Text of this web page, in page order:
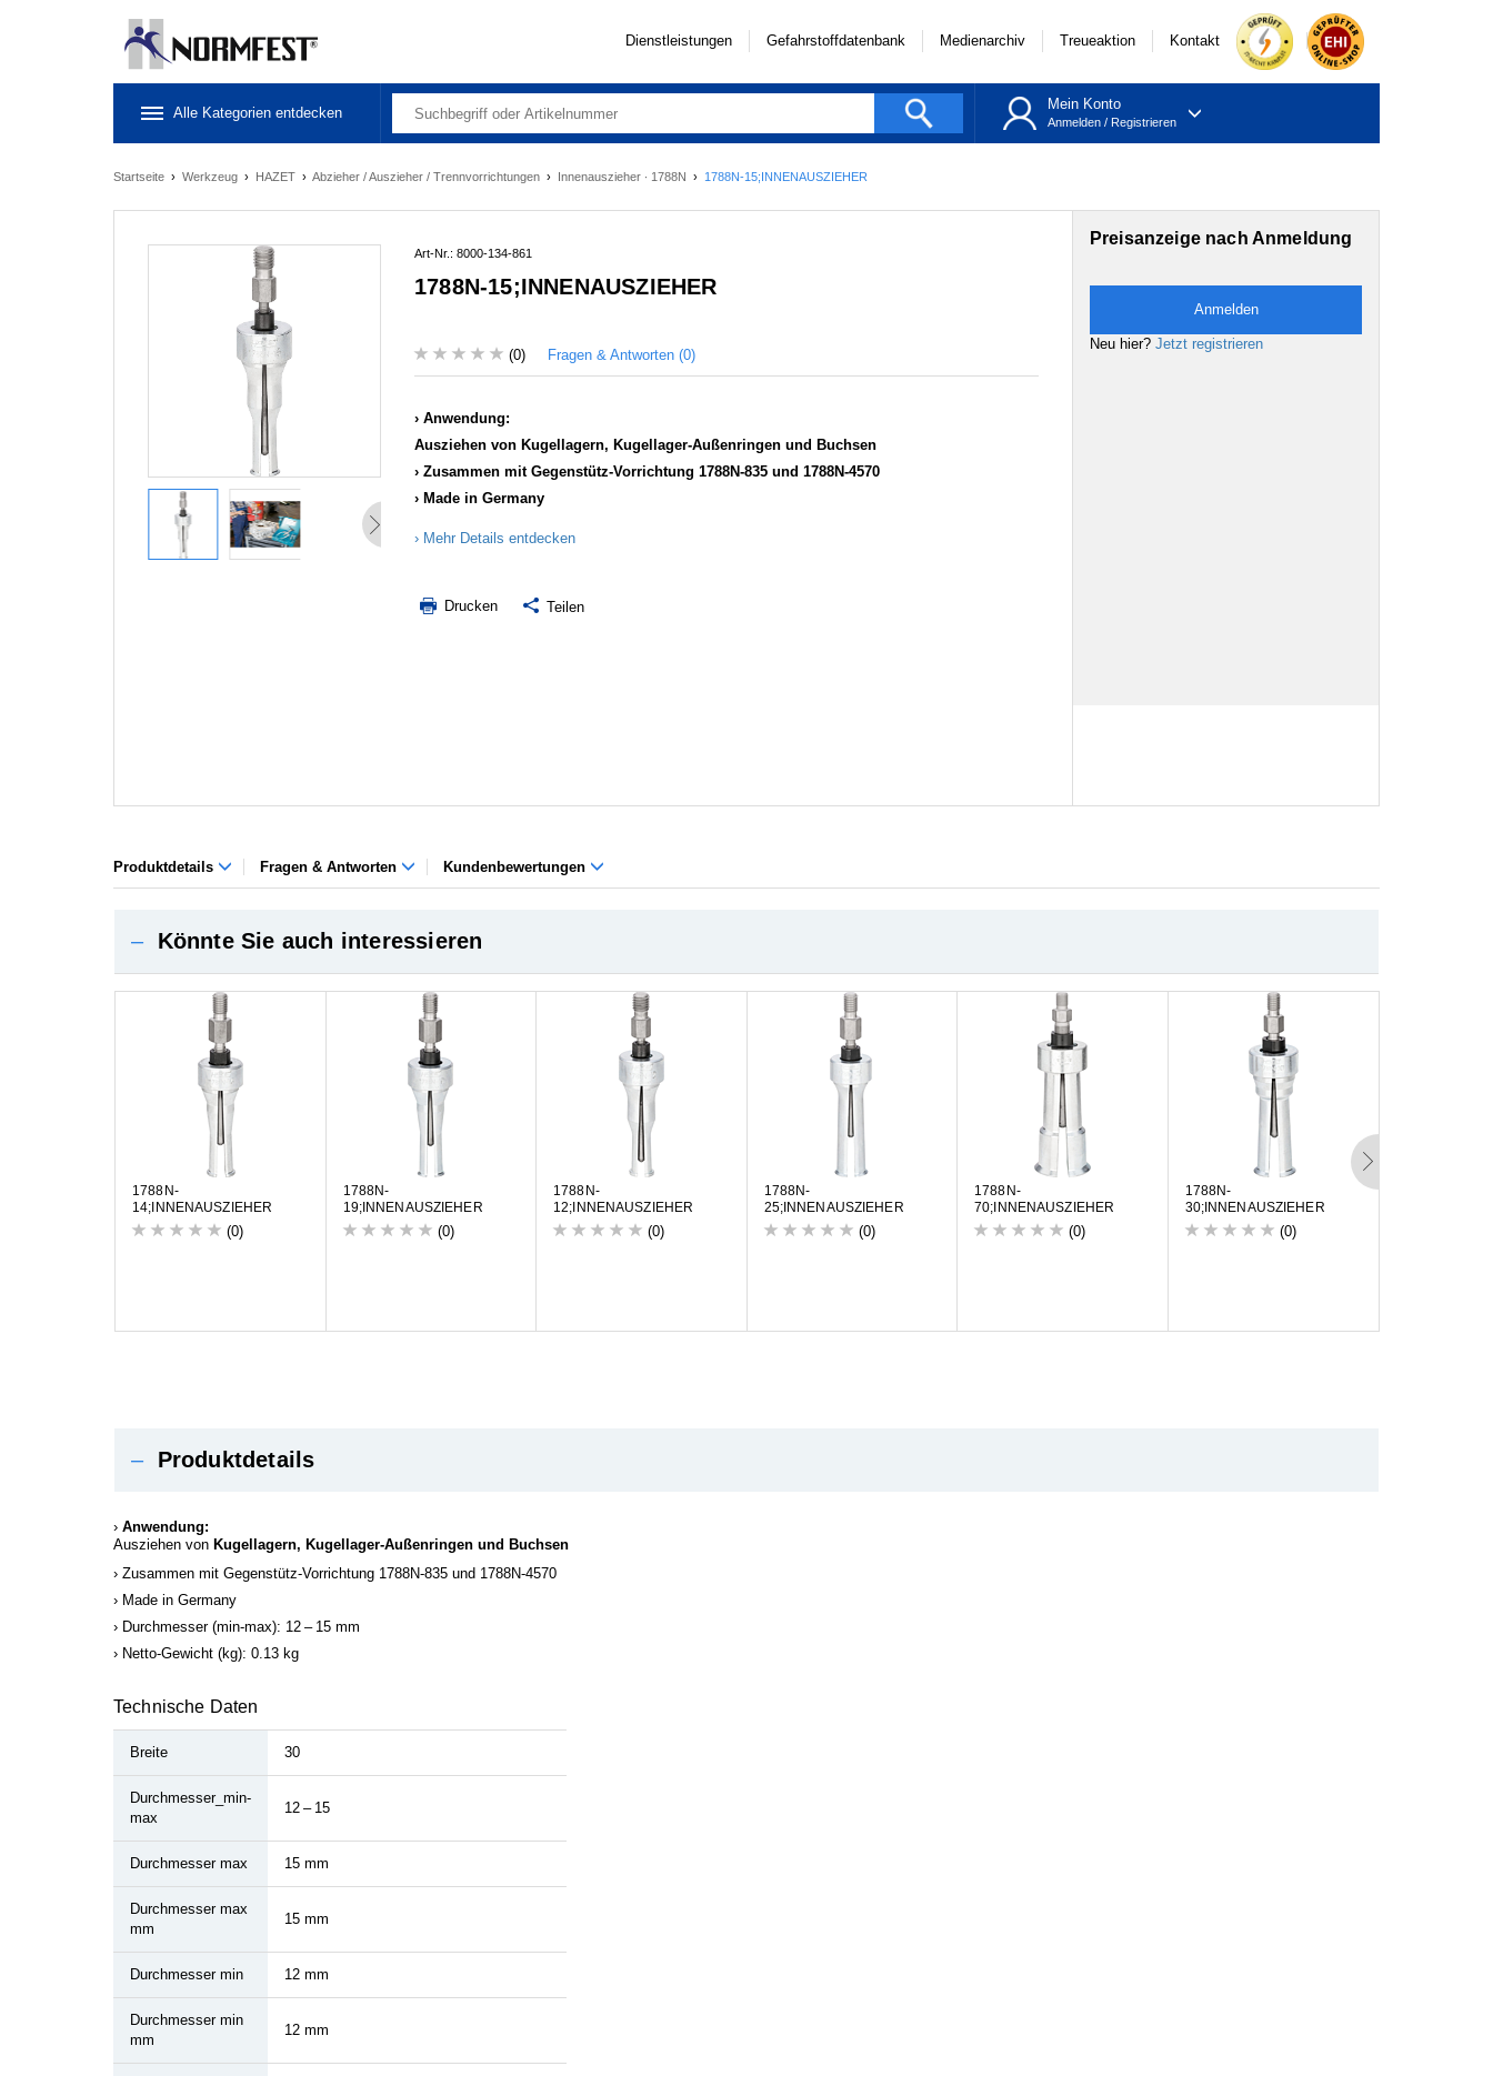
Dienstleistungen Gefahrstoffdatenbank Medienarchiv Treueaktion Kontakt
Alle Kategorien entdecken
Mein Konto
Anmelden / Registrieren
Startseite › Werkzeug › HAZET › Abzieher / Auszieher / Trennvorrichtungen › Innenauszieher ∙ 1788N › 1788N-15;INNENAUSZIEHER
Art-Nr.: 8000-134-861
1788N-15;INNENAUSZIEHER
(0) Fragen & Antworten (0)
Anwendung:
Ausziehen von Kugellagern, Kugellager-Außenringen und Buchsen
Zusammen mit Gegenstütz-Vorrichtung 1788N-835 und 1788N-4570
Made in Germany
Mehr Details entdecken
Drucken Teilen
Preisanzeige nach Anmeldung
Anmelden
Neu hier? Jetzt registrieren
Produktdetails Fragen & Antworten Kundenbewertungen
– Könnte Sie auch interessieren
1788 N-
14; N N ENAUSZ EH ER
(0)
1788N-
19;I N N EN AUSZ EH E R
(0)
1788 N-
12; N N ENAUSZ EH ER
(0)
1788N-
25;I N N EN AUSZ EH E R
(0)
1788 N-
70; N N ENAUSZ EH ER
(0)
1788N-
30;I N N EN AUSZ EH E R
(0)
– Produktdetails
Anwendung:
Ausziehen von Kugellagern, Kugellager-Außenringen und Buchsen
Zusammen mit Gegenstütz-Vorrichtung 1788N-835 und 1788N-4570
Made in Germany
Durchmesser (min-max): 12 – 15 mm
Netto-Gewicht (kg): 0.13 kg
Technische Daten
Breite 30
Durchmesser_min-
max
12 – 15
Durchmesser max 15 mm
Durchmesser max
mm
15 mm
Durchmesser min 12 mm
Durchmesser min
mm
12 mm